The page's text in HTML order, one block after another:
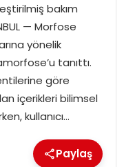
bakım
— Morfose
yönelik
tanıttı.
göre
içerikleri bilimsel
kullanıcı…
Paylaş